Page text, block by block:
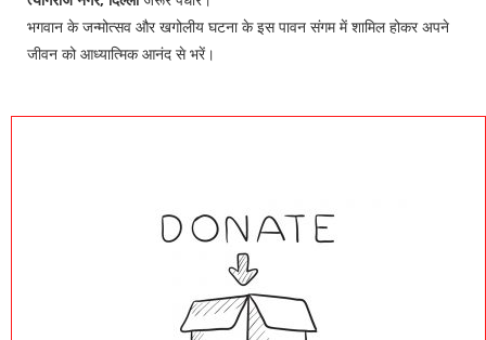
भगवान के जन्मोत्सव और खगोलीय घटना के इस पावन संगम में शामिल होकर अपने
जीवन को आध्यात्मिक आनंद से भरें।